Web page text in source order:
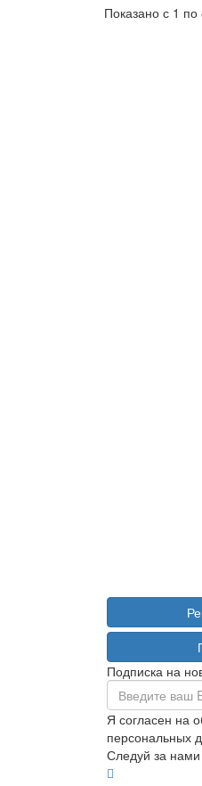
Показано с 1 по
Подписка на
Я согласен на
персональных
Следуй за нами